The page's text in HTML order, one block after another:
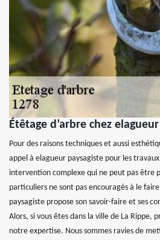
Étêtage d’arbre chez
Pour des raisons techniques et aussi
appel à elagueur paysagiste pour les travaux
intervention complexe qui ne peut pas être
particuliers ne sont pas encouragés à le
paysagiste propose son savoir-faire et ses
Alors, si vous êtes dans la ville de La Rippe,
notre expertise. Nous sommes ravies de